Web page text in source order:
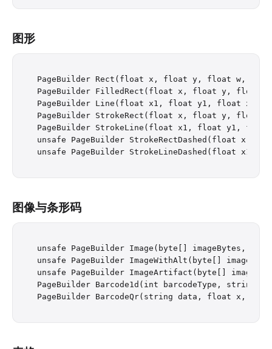
图形
PageBuilder Rect(float x, float y, float w,
PageBuilder FilledRect(float x, float y,
PageBuilder Line(float x1, float y1, float x2,
PageBuilder StrokeRect(float x, float y,
PageBuilder StrokeLine(float x1, float y1,
unsafe PageBuilder
图像与条形码
unsafe PageBuilder Image(byte[]
unsafe PageBuilder ImageWithAlt(byte[]
unsafe PageBuilder ImageArtifact(byte[]
PageBuilder Barcode1d(int barcodeType,